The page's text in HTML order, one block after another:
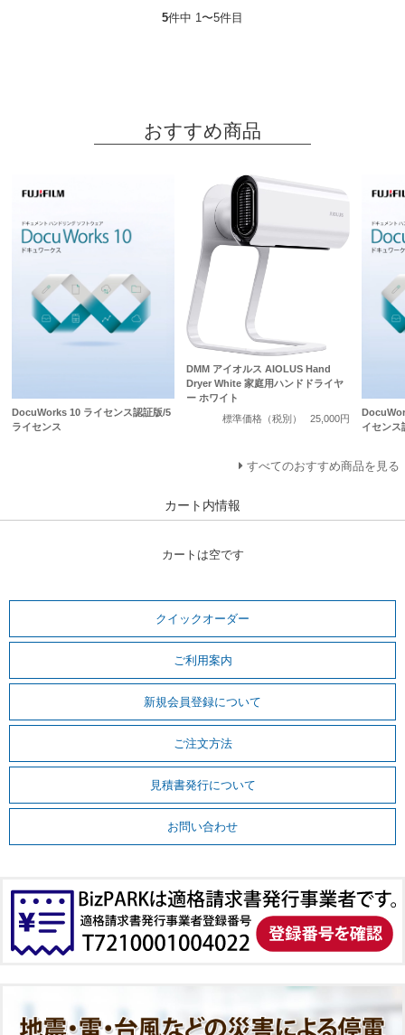
5件中 1〜5件目
おすすめ商品
DocuWorks 10 ライセンス認証版/5
ライセンス
DMM アイオルス AIOLUS Hand
Dryer White 家庭用ハンドドライヤ
ー ホワイト
標準価格（税別）
25,000円
イセンス
すべてのおすすめ商品を見る
カート内情報
カートは空です
クイックオーダー
ご利用案内
新規会員登録について
ご注文方法
見積書発行について
お問い合わせ